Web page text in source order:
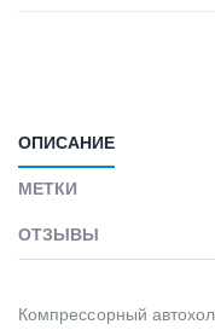
ОПИСАНИЕ
МЕТКИ
ОТЗЫВЫ
Компрессорный